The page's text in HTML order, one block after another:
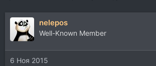
р
т
е
м
н
а
ч
а
nelepos
Well-Known Member
6 Ноя 2015